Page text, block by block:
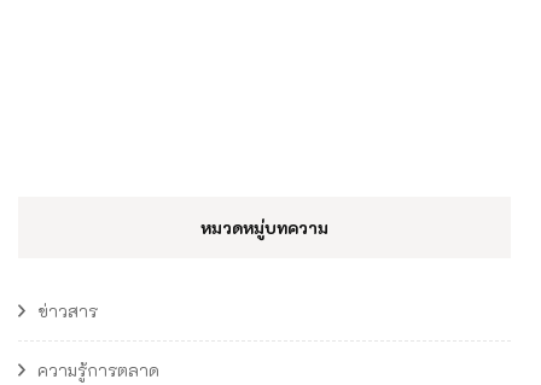
หมวดหมู่บทความ
ข่าวสาร
ความรู้การตลาด